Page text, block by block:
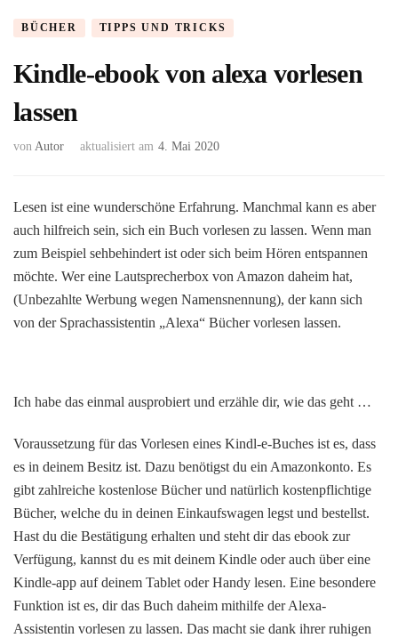
BÜCHER TIPPS UND TRICKS
Kindle-ebook von alexa vorlesen
lassen
von Autor aktualisiert am 4. Mai 2020
Lesen ist eine wunderschöne Erfahrung. Manchmal kann es aber
auch hilfreich sein, sich ein Buch vorlesen zu lassen. Wenn man
zum Beispiel sehbehindert ist oder sich beim Hören entspannen
möchte. Wer eine Lautsprecherbox von Amazon daheim hat,
(Unbezahlte Werbung wegen Namensnennung), der kann sich
von der Sprachassistentin „Alexa“ Bücher vorlesen lassen.
Ich habe das einmal ausprobiert und erzähle dir, wie das geht …
Voraussetzung für das Vorlesen eines Kindl-e-Buches ist es, dass
es in deinem Besitz ist. Dazu benötigst du ein Amazonkonto. Es
gibt zahlreiche kostenlose Bücher und natürlich kostenpflichtige
Bücher, welche du in deinen Einkaufswagen legst und bestellst.
Hast du die Bestätigung erhalten und steht dir das ebook zur
Verfügung, kannst du es mit deinem Kindle oder auch über eine
Kindle-app auf deinem Tablet oder Handy lesen. Eine besondere
Funktion ist es, dir das Buch daheim mithilfe der Alexa-
Assistentin vorlesen zu lassen. Das macht sie dank ihrer ruhigen